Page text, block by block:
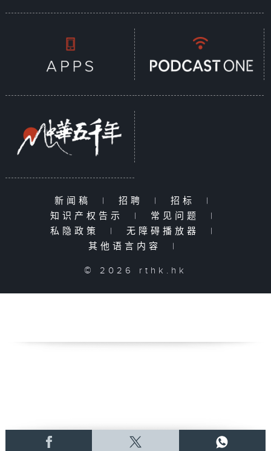
新闻稿 | 招聘 | 招标
|
知识产权告示
| 常见问题
|
私隐政策
| 无障碍播放器
|
其他语言内容
|
© 2026 rthk.hk